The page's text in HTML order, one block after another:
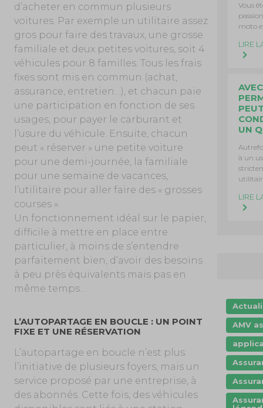
d’acheter en commun plusieurs
voitures. Par exemple un utilitaire assez
gros pour faire des travaux, une grosse
familiale et deux petites voitures, soit 4
véhicules pour 8 familles. Tous les frais
fixes sont mis en commun (achat,
assurance, entretien…), et chacun paie
une participation en fonction de ses
usages, pour payer le carburant et
l’usure du véhicule. Ensuite, chacun
peut « réserver » une petite voiture
pour une demi-journée, la familiale
pour une semaine de vacances,
l’utilitaire pour aller faire des « grosses
courses ».
Un fonctionnement idéal sur le papier,
difficile à mettre en place entre
particulier, à moins de s’entendre
parfaitement bien, d’avoir des besoins
à peu près équivalents mais pas en
même temps…
L’AUTOPARTAGE EN BOUCLE : UN POINT
FIXE ET UNE RÉSERVATION
L’autopartage en boucle n’est plus
l’initiative de plusieurs foyers, mais un
service proposé par une entreprise, à
des abonnés. Cette fois, des véhicules
Vous
moto
LIRE
UN
à un
LIRE
AMV